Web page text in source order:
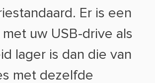
Er is een
uw USB-drive als
lager is dan die van
met dezelfde